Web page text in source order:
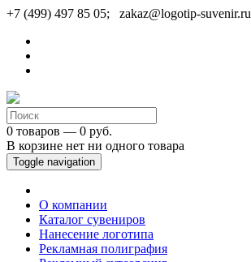
+7 (499) 497 85 05; zakaz@logotip-suvenir.ru
0 товаров — 0 руб.
В корзине нет ни одного товара
Toggle navigation
О компании
Каталог сувениров
Нанесение логотипа
Рекламная полиграфия